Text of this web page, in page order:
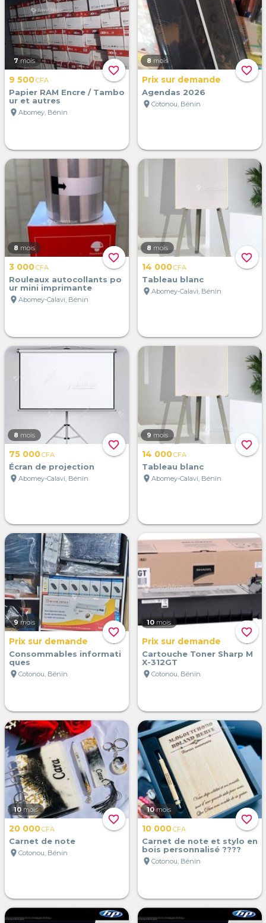
favorite_border
7 mois
9 500CFA
Papier RAM Encre / Tambo
ur et autres
location_on Abomey, Bénin
favorite_border
8 mois
Prix sur demande
Agendas 2026
location_on Cotonou, Bénin
favorite_border
8 mois
3 000CFA
Rouleaux autocollants po
ur mini imprimante
location_on Abomey-Calavi, Bénin
favorite_border
8 mois
14 000CFA
Tableau blanc
location_on Abomey-Calavi, Bénin
favorite_border
8 mois
75 000CFA
Écran de projection
location_on Abomey-Calavi, Bénin
favorite_border
9 mois
14 000CFA
Tableau blanc
location_on Abomey-Calavi, Bénin
favorite_border
9 mois
Prix sur demande
Consommables informati
ques
location_on Cotonou, Bénin
favorite_border
10 mois
Prix sur demande
Cartouche Toner Sharp M
X-312GT
location_on Cotonou, Bénin
favorite_border
10 mois
20 000CFA
Carnet de note
location_on Cotonou, Bénin
favorite_border
10 mois
10 000CFA
Carnet de note et stylo en
bois personnalisé ????
location_on Cotonou, Bénin